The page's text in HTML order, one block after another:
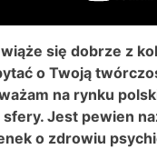
się dobrze z
o Twoją
na rynku
Jest pewien
o zdrowiu